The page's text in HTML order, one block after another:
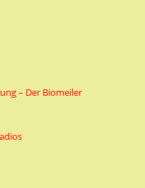
– Der Biomeiler